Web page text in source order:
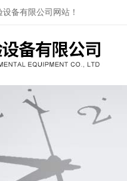
备有限公司网站！